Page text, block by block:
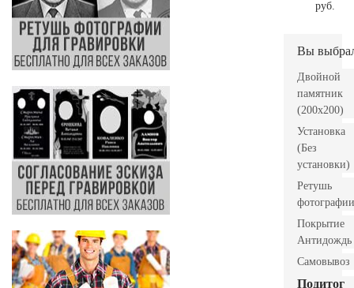
руб.
Вы
Двойной
памятник
(200x200)
Установка
(Без
установки)
Ретушь
фотографии
Покрытие
Антидождь
Самовывоз
Подитог